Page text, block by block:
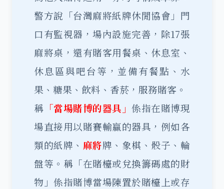
警方說「台灣麻將紙牌休閒協會」門
口有監視器，場內設施完善，除17張
麻將桌，還有賭客用餐桌、休息室、
休息區與吧台等，並備有餐點、水
果、糖果、飲料、香菸，服務賭客。
稱 「當場賭博的器具」係指在賭博現
場直接用以賭賽輸贏的器具，例如各
類的紙牌、 麻將牌、象棋、骰子、輪
盤等。稱「在賭檯或兌換籌碼處的財
物」係指賭博當場陳置於賭檯上或存